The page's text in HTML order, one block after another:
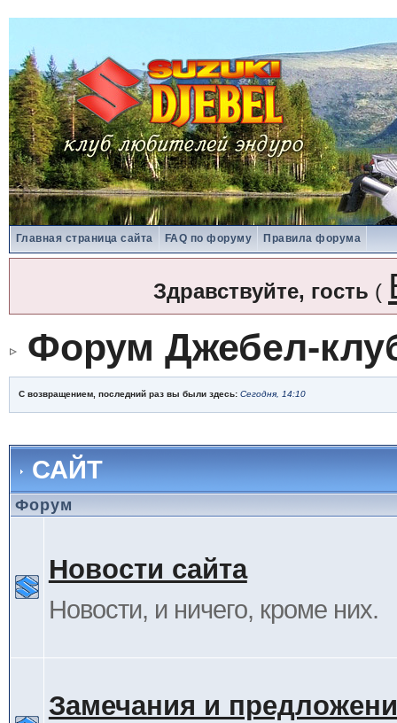
Главная страница сайта FAQ по форуму Правила форума
Здравствуйте, гость (
Форум Джебел-
С возвращением, последний раз вы были здесь: Сегодня, 14:10
САЙТ
Форум
Новости сайта
Новости, и ничего, кроме них.
Замечания и